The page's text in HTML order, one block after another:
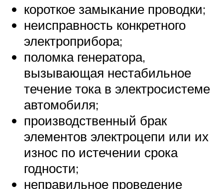
короткое замыкание проводки;
неисправность конкретного
электроприбора;
поломка генератора,
вызывающая нестабильное
течение тока в электросистеме
автомобиля;
производственный брак
элементов электроцепи или их
износ по истечении срока
годности;
неправильное проведение